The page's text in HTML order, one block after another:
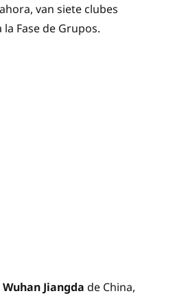
van siete clubes
Fase de Grupos.
Wuhan Jiangda de China,